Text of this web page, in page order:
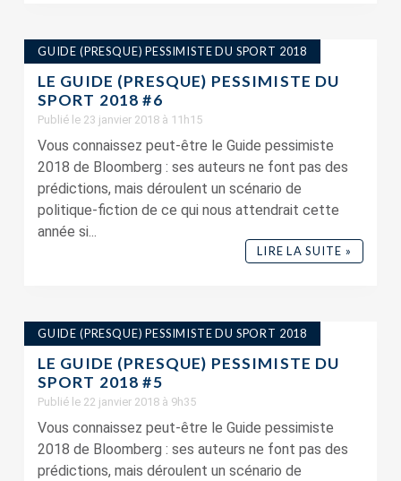
GUIDE (PRESQUE) PESSIMISTE DU SPORT 2018
LE GUIDE (PRESQUE) PESSIMISTE DU
SPORT 2018 #6
Publié le 23 janvier 2018 à 11h15
Vous connaissez peut-être le Guide pessimiste
2018 de Bloomberg : ses auteurs ne font pas des
prédictions, mais déroulent un scénario de
politique-fiction de ce qui nous attendrait cette
année si...
LIRE LA SUITE »
GUIDE (PRESQUE) PESSIMISTE DU SPORT 2018
LE GUIDE (PRESQUE) PESSIMISTE DU
SPORT 2018 #5
Publié le 22 janvier 2018 à 9h35
Vous connaissez peut-être le Guide pessimiste
2018 de Bloomberg : ses auteurs ne font pas des
prédictions, mais déroulent un scénario de